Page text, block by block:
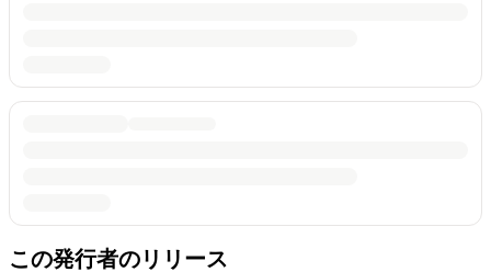
この発行者のリリース